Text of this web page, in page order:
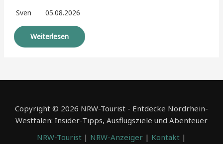
Sven 05.08.2026
Weiterlesen
Copyright © 2026 NRW-Tourist - Entdecke Nordrhein-
Westfalen: Insider-Tipps, Ausflugsziele und Abenteuer
NRW-Tourist | NRW-Anzeiger | Kontakt |